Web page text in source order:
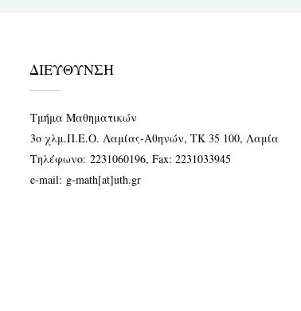
ΔΙΕΥΘΥΝΣΗ
Τμήμα Μαθηματικών
3ο χλμ.Π.Ε.Ο. Λαμίας-Αθηνών, ΤΚ 35 100, Λαμία
Τηλέφωνο: 2231060196, Fax: 2231033945
e-mail: g-math[at]uth.gr